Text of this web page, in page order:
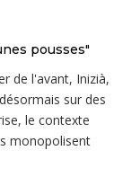
pousses"
de l'avant, Inizià,
sur des
le contexte
monopolisent